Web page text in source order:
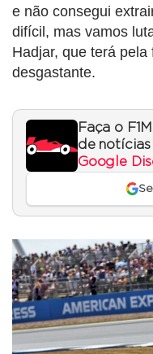
e não consegui
difícil, mas vamos
Hadjar, que terá
desgastante.
Faça o
de
Google